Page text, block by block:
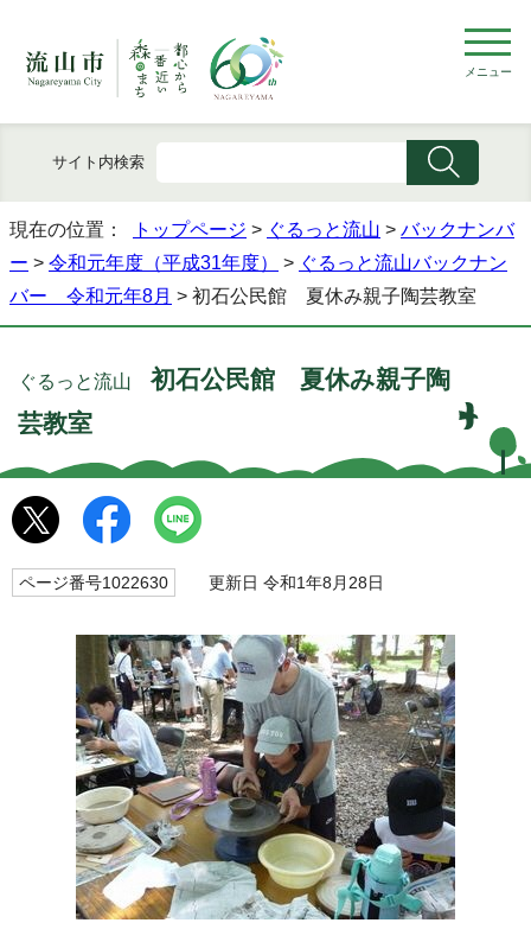
メニュー
サイト内検索
現在の位置： トップページ > ぐるっと流山 > バックナンバ
ー > 令和元年度（平成31年度） > ぐるっと流山バックナン
バー 令和元年8月 > 初石公民館 夏休み親子陶芸教室
ぐるっと流山 初石公民館 夏休み親子陶
芸教室
ページ番号1022630 更新日 令和1年8月28日